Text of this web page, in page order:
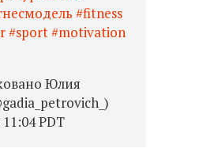
#fitness
#sport #motivation
Юлия
PDT